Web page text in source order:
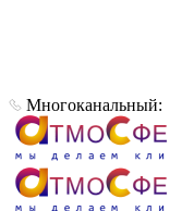
Многоканальный: